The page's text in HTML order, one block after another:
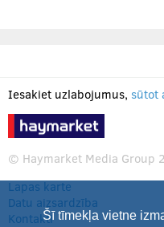
Šī tīmekļa vietne
Iesakiet uzlabojumus, sūtot
© Haymarket Media Group
Lapas karte
Datu aizsardzība
Kontakti